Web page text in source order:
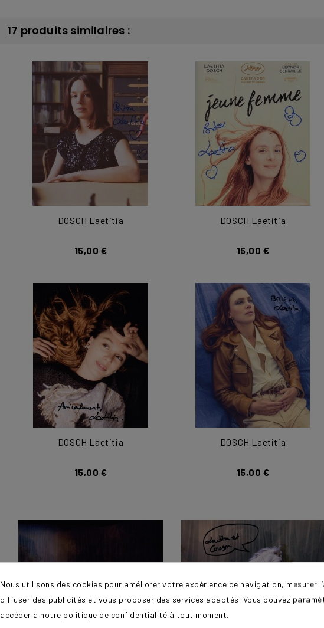
17 produits similaires :
DOSCH Laetitia
15,00 €
DOSCH Laetitia
15,00 €
DOSCH Laetitia
15,00 €
DOSCH Laetitia
15,00 €
Nous utilisons des cookies pour améliorer votre expérience de navigation, mesurer
diffuser des publicités et vous proposer des services adaptés. Vous pouvez
accéder à notre politique de confidentialité à tout moment.